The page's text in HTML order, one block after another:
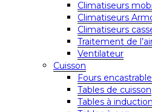
Climatiseurs
Climatiseurs
Climatiseurs
Traitement de
Ventilateur
Cuisson
Fours
Tables de cuisson
Tables à induction